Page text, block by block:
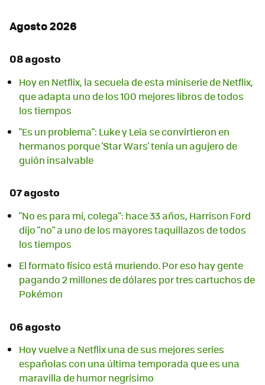
Agosto 2026
08 agosto
Hoy en Netflix, la secuela de esta miniserie de Netflix,
que adapta uno de los 100 mejores libros de todos
los tiempos
"Es un problema": Luke y Leia se convirtieron en
hermanos porque 'Star Wars' tenía un agujero de
guión insalvable
07 agosto
"No es para mí, colega": hace 33 años, Harrison Ford
dijo "no" a uno de los mayores taquillazos de todos
los tiempos
El formato físico está muriendo. Por eso hay gente
pagando 2 millones de dólares por tres cartuchos de
Pokémon
06 agosto
Hoy vuelve a Netflix una de sus mejores series
españolas con una última temporada que es una
maravilla de humor negrísimo